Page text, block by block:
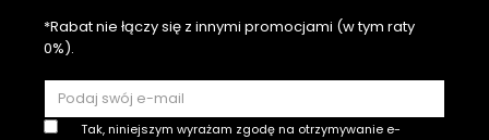
*Rabat nie łączy się z innymi promocjami (w tym raty
0%).
Tak, niniejszym wyrażam zgodę na otrzymywanie e-